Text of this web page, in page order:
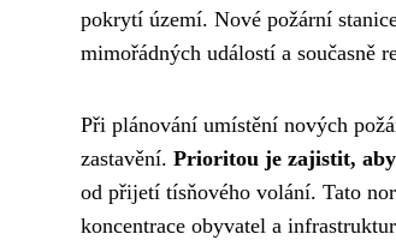
pokrytí území. Nové požární
mimořádných událostí a současně
Při plánování umístění nových
zastavění. Prioritou je zajistit,
od přijetí tísňového volání. Tato
koncentrace obyvatel a